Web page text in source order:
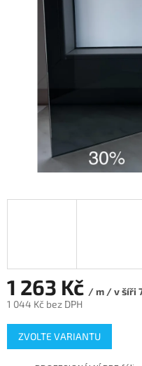
1 263 Kč / m / v šíři
1 044 Kč bez DPH
Měrná
cena:
ZVOLTE VARIANTU